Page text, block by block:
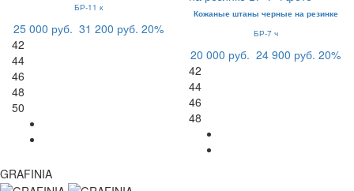
БР-11 к
25 000 руб. 31 200 руб. 20%
42
44
46
48
50
Кожаные штаны черные на резинке
БР-7 ч
20 000 руб. 24 900 руб. 20%
42
44
46
48
GRAFINIA